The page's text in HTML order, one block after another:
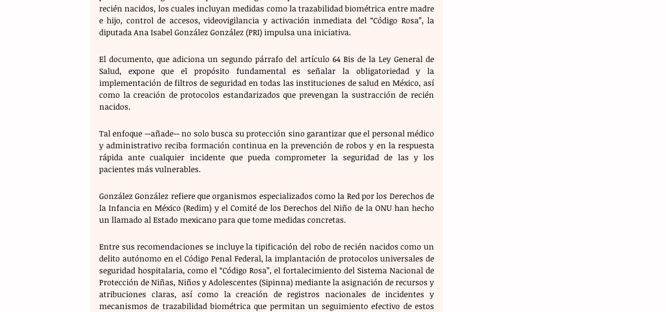
recién nacidos, los cuales incluyan medidas como la trazabilidad biométrica entre madre
e hijo, control de accesos, videovigilancia y activación inmediata del “Código Rosa”, la
diputada Ana Isabel González González (PRI) impulsa una iniciativa.
El documento, que adiciona un segundo párrafo del artículo 64 Bis de la Ley General de
Salud, expone que el propósito fundamental es señalar la obligatoriedad y la
implementación de filtros de seguridad en todas las instituciones de salud en México, así
como la creación de protocolos estandarizados que prevengan la sustracción de recién
nacidos.
Tal enfoque --añade-- no solo busca su protección sino garantizar que el personal médico
y administrativo reciba formación continua en la prevención de robos y en la respuesta
rápida ante cualquier incidente que pueda comprometer la seguridad de las y los
pacientes más vulnerables.
González González refiere que organismos especializados como la Red por los Derechos de
la Infancia en México (Redim) y el Comité de los Derechos del Niño de la ONU han hecho
un llamado al Estado mexicano para que tome medidas concretas.
Entre sus recomendaciones se incluye la tipificación del robo de recién nacidos como un
delito autónomo en el Código Penal Federal, la implantación de protocolos universales de
seguridad hospitalaria, como el “Código Rosa”, el fortalecimiento del Sistema Nacional de
Protección de Niñas, Niños y Adolescentes (Sipinna) mediante la asignación de recursos y
atribuciones claras, así como la creación de registros nacionales de incidentes y
mecanismos de trazabilidad biométrica que permitan un seguimiento efectivo de estos